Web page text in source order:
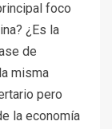
foco
¿Es la
de
misma
pero
la economía